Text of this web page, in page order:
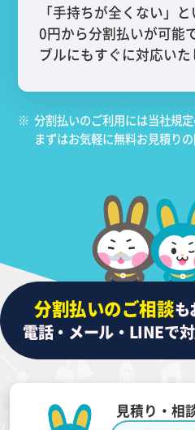
「手持ちが全くない」
0円から分割払いが可能
ブルにもすぐに対応いた
※ 分割払いのご利用には当社規
まずはお気軽に無料お見積り
分割払いのご相談も
電話・メール・LINEで
見積り・相